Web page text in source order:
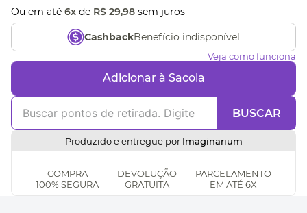
Ou em até 6x de R$ 29,98 sem juros
CashbackBenefício indisponível
Veja como funciona
Adicionar à Sacola
BUSCAR
Produzido e entregue por Imaginarium
COMPRA
100% SEGURA
DEVOLUÇÃO
GRATUITA
PARCELAMENTO
EM ATÉ 6X